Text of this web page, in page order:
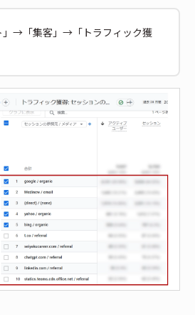
」→「集客」→「トラフィック獲